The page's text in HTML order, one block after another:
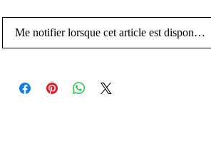
Me notifier lorsque cet article est disponible